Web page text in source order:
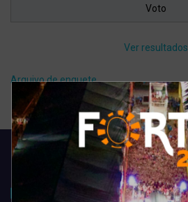
Ver resultados
Arquivo de enquete